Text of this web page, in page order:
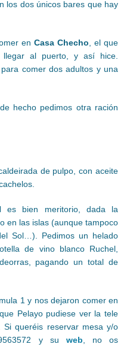
los dos únicos bares que hay
en Casa Checho, el que
al puerto, y así hice.
comer dos adultos y una
hecho pedimos otra ración
de pulpo, con aceite
es bien meritorio, dada la
en las islas (aunque tampoco
Sol…). Pedimos un helado
de vino blanco Ruchel,
pagando un total de
1 y nos dejaron comer en
Pelayo pudiese ver la tele
queréis reservar mesa y/o
y su web, no os